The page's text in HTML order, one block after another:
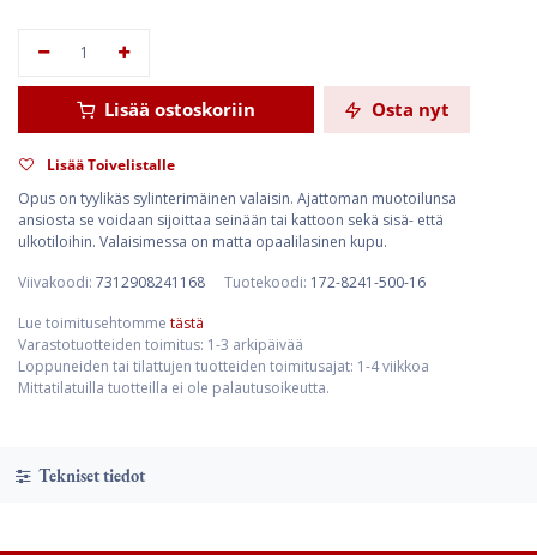
Lisää ostoskoriin Osta nyt
Lisää Toivelistalle
Opus on tyylikäs sylinterimäinen valaisin. Ajattoman muotoilunsa
ansiosta se voidaan sijoittaa seinään tai kattoon sekä sisä- että
ulkotiloihin. Valaisimessa on matta opaalilasinen kupu.
Viivakoodi: 7312908241168 Tuotekoodi: 172-8241-500-16
Lue toimitusehtomme tästä
Varastotuotteiden toimitus: 1-3 arkipäivää
Loppuneiden tai tilattujen tuotteiden toimitusajat: 1-4 viikkoa
Mittatilatuilla tuotteilla ei ole palautusoikeutta.
Tekniset tiedot